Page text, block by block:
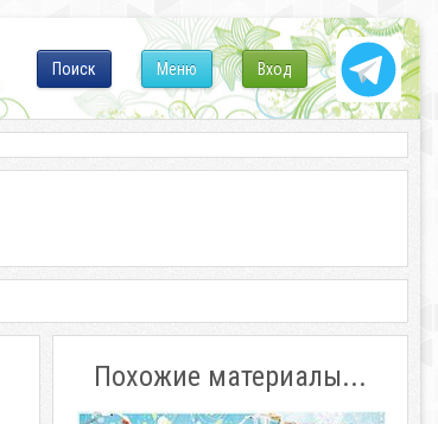
Вход
Меню
Поиск
Похожие материалы...